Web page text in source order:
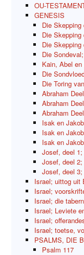
OU-
GENESIS
Die
Die
Die
Die
Kain, Abel
Die
Die Toring
Abraham
Abraham
Abraham
Isak en
Isak en
Isak en
Josef, deel 1;
Josef, deel
Josef, deel
Israel; uittog uit
Israel;
Israel; die
Israel; Leviete
Israel;
Israel; toetse,
PSALMS, DIE
Psalm 117